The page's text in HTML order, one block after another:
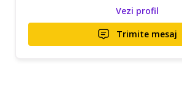
Vezi profil
Trimite mesaj